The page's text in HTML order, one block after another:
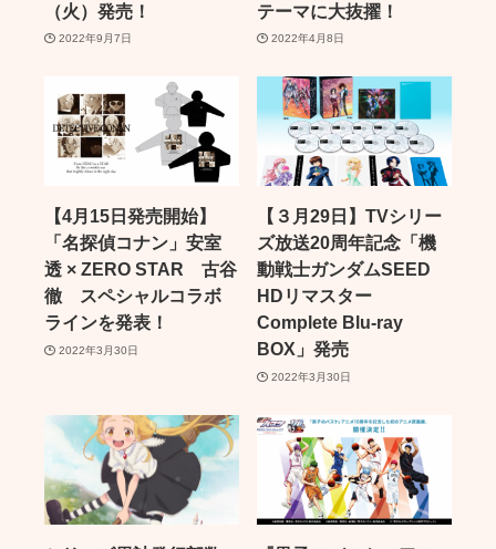
（火）発売！
2022年9月7日
テーマに大抜擢！
2022年4月8日
【4月15日発売開始】
「名探偵コナン」安室
透 × ZERO STAR 古谷
徹 スペシャルコラボ
ラインを発表！
2022年3月30日
【３月29日】TVシリー
ズ放送20周年記念「機
動戦士ガンダムSEED
HDリマスター
Complete Blu-ray
BOX」発売
2022年3月30日